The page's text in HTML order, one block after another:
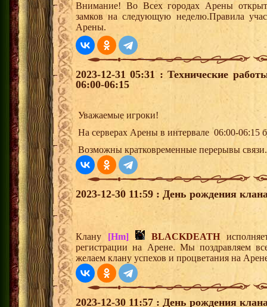
Внимание! Во Всех городах Арены
замков на следующую неделю.Правила
Арены.
2023-12-31 05:31 : Технические
06:00-06:15
Уважаемые игроки!
На серверах Арены в интервале 06:00-06:15
Возможны кратковременные перерывы связи.
2023-12-30 11:59 : День рождения
Клану [Hm] BLACKDEATH
регистрации на Арене. Мы поздравляем
желаем клану успехов и процветания на
2023-12-30 11:57 : День рождения